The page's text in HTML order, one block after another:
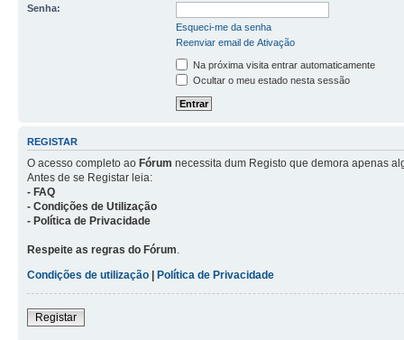
Senha:
Esqueci-me da senha
Reenviar email de Ativação
Na próxima visita entrar automaticamente
Ocultar o meu estado nesta sessão
REGISTAR
O acesso completo ao Fórum necessita dum Registo que demora apenas
Antes de se Registar leia:
- FAQ
- Condições de Utilização
- Política de Privacidade
Respeite as regras do Fórum
Condições de utilização | Política de Privacidade
Registar